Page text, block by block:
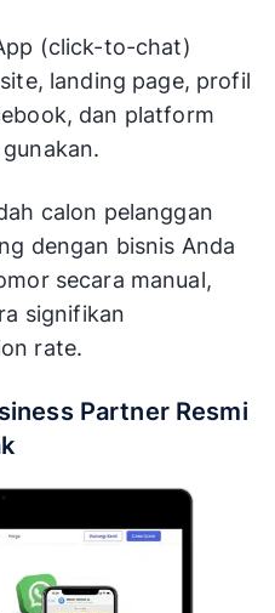
(click-to-chat)
landing page, profil
dan platform
calon pelanggan
dengan bisnis Anda
secara manual,
signifikan
rate.
Partner Resmi